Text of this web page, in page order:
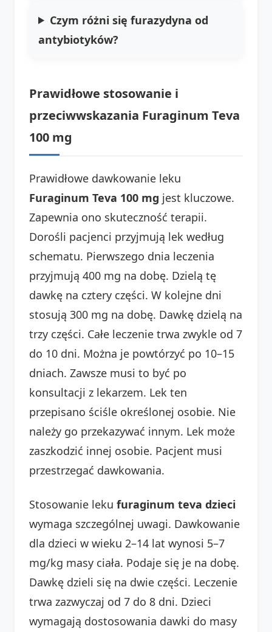
Czym różni się furazydyna od
antybiotyków?
Prawidłowe stosowanie i
przeciwwskazania Furaginum Teva
100 mg
Prawidłowe dawkowanie leku
Furaginum Teva 100 mg jest kluczowe.
Zapewnia ono skuteczność terapii.
Dorośli pacjenci przyjmują lek według
schematu. Pierwszego dnia leczenia
przyjmują 400 mg na dobę. Dzielą tę
dawkę na cztery części. W kolejne dni
stosują 300 mg na dobę. Dawkę dzielą na
trzy części. Całe leczenie trwa zwykle od 7
do 10 dni. Można je powtórzyć po 10–15
dniach. Zawsze musi to być po
konsultacji z lekarzem. Lek ten
przepisano ściśle określonej osobie. Nie
należy go przekazywać innym. Lek może
zaszkodzić innej osobie. Pacjent musi
przestrzegać dawkowania.
Stosowanie leku furaginum teva dzieci
wymaga szczególnej uwagi. Dawkowanie
dla dzieci w wieku 2–14 lat wynosi 5–7
mg/kg masy ciała. Podaje się je na dobę.
Dawkę dzieli się na dwie części. Leczenie
trwa zazwyczaj od 7 do 8 dni. Dzieci
wymagają dostosowania dawki do masy